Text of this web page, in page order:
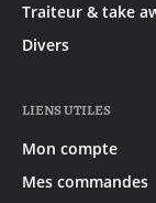
Traiteur & take
Divers
LIENS UTILES
Mon compte
Mes commandes